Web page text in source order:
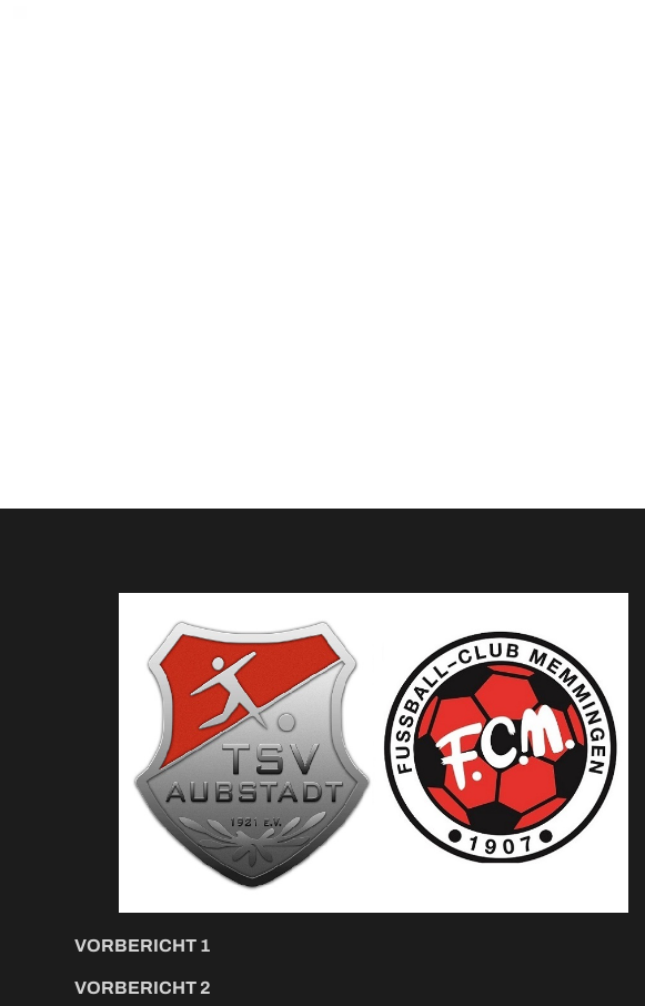
VORBERICHT 1
VORBERICHT 2